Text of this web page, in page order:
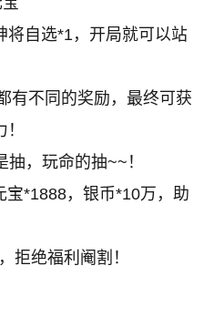
自选*1，开局就可以站
有不同的奖励，最终可获
，玩命的抽~~！
*1888，银币*10万，助
拒绝福利阉割！